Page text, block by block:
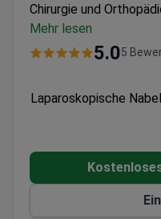
Chirurgie und
Eingeschlossene
Schwesterndienst,
Laparoskopische
Nabelbruchs.
Mehr lesen
5.05
Laparoskopische